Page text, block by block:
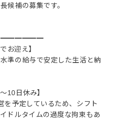
候補の募集です。
お迎え】
準の給与で安定した生活と納
10日休み】
を予定しているため、シフト
ドルタイムの過度な拘束もあ